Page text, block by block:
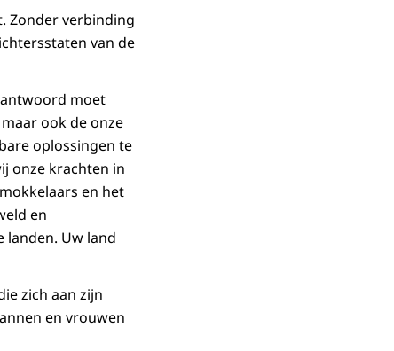
Zonder verbinding
van de
moet
ook de onze
oplossingen te
onze krachten in
en het
en
Uw land
zich aan zijn
en vrouwen